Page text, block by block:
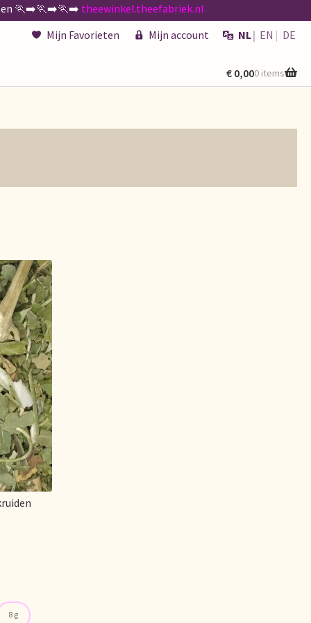
🏃‍➡️🏃‍➡️🏃‍➡️ theewinkel.theefabriek.nl
Mijn Favorieten Mijn account NL EN DE
Mijn account
thé
vision on tea
Branding
garantie
€ 0,000 items
8 g